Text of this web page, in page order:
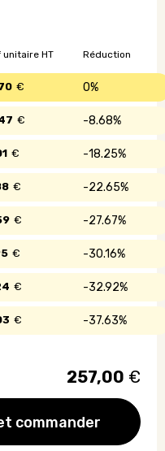
commander
Réduction
unitaire HT
0%
€
8.68%
€
18.25%
€
22.65%
€
27.67%
€
30.16%
€
32.92%
€
37.63%
€
257,00 €